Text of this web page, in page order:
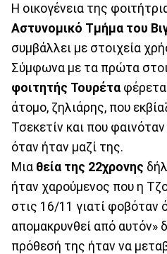
Η οικογένεια της
Αστυνομικό Τμήμα του
συμβάλλει με στοιχεία
Σύμφωνα με τα πρώτα
φοιτητής Τουρέτα
άτομο, ζηλιάρης, που
Τσεκετίν και που
όταν ήταν μαζί της.
Μια θεία της 22χρονης
ήταν χαρούμενος που η
στις 16/11 γιατί φοβόταν
απομακρυνθεί από αυτόν»
πρόθεσή της ήταν να